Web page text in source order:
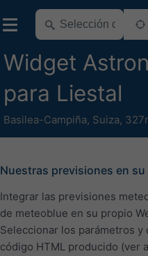
Widget
para Liestal
Basilea-Campiña, Suiza,
Nuestras previsiones en
Integrar las previsiones
de meteoblue en su propio
Seleccionar los parámetros y
código HTML producido (ver